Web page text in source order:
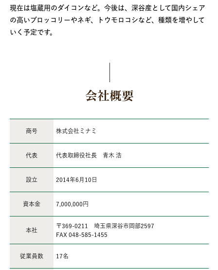
現在は塩蔵用のダイコンなど。今後は、深谷産として国内シェア
の高いブロッコリーやネギ、トウモロコシなど、種類を増やして
いく予定です。
会社概要
商号 株式会社ミナミ
代表 代表取締役社長 青木 浩
設立 2014年6月10日
資本金 7,000,000円
本社
〒369-0211 埼玉県深谷市岡部2597
FAX 048-585-1455
従業員数 17名